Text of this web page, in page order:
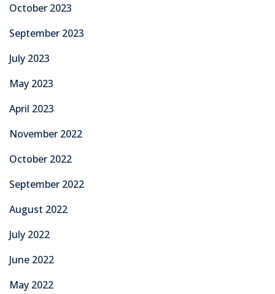
October 2023
September 2023
July 2023
May 2023
April 2023
November 2022
October 2022
September 2022
August 2022
July 2022
June 2022
May 2022